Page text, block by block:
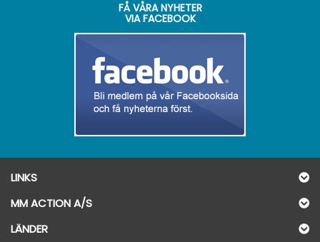
FÅ VÅRA NYHETER
VIA FACEBOOK
LINKS
MM ACTION A/S
LÄNDER